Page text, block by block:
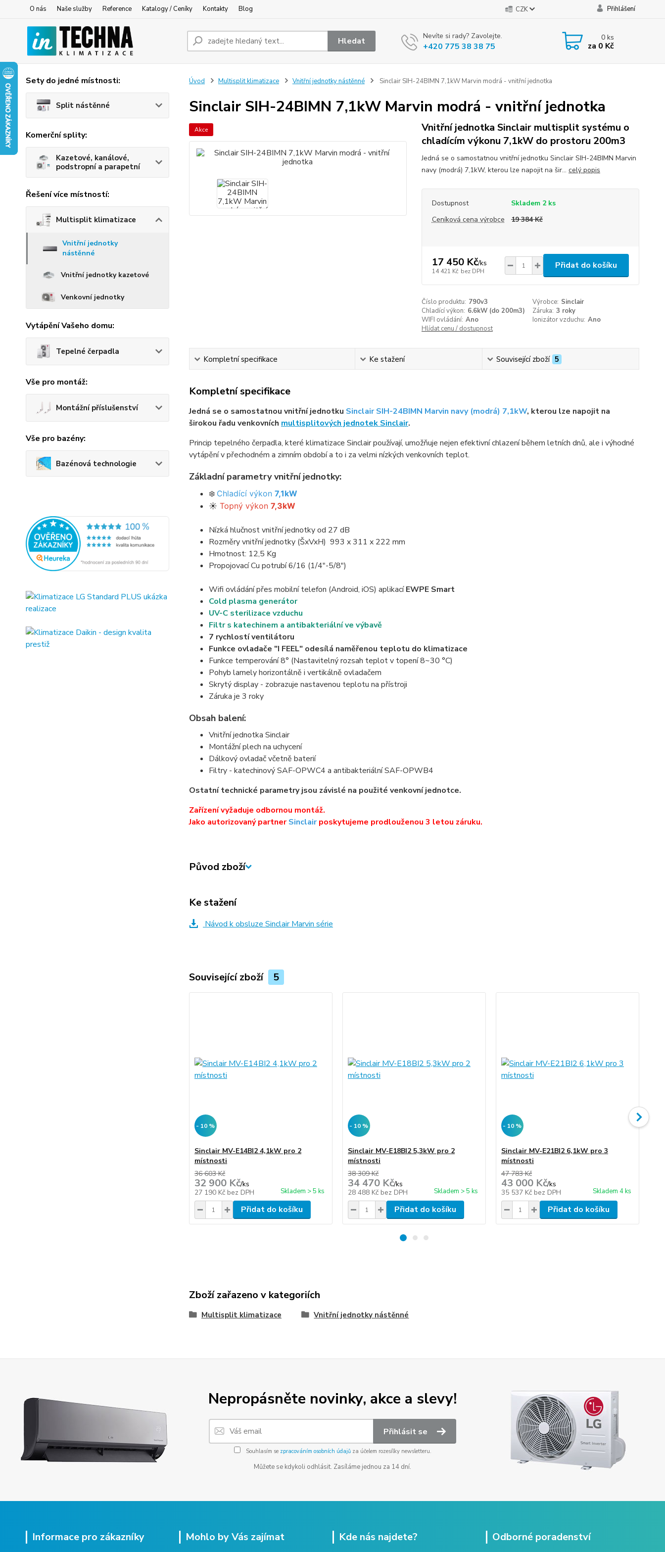
O nás Naše služby Reference Katalogy / Ceníky Kontakty Blog CZK Přihlášení
Hledat Nevíte si rady? Zavolejte.
+420 775 38 38 75
0ks
za 0 Kč
Sety do jedné místnosti:
Split nástěnné
Komerční splity:
Kazetové, kanálové,
podstropní a parapetní
Řešení více místností:
Multisplit klimatizace
Vnitřní jednotky
nástěnné
Vnitřní jednotky kazetové
Venkovní jednotky
Vytápění Vašeho domu:
Tepelné čerpadla
Vše pro montáž:
Montážní příslušenství
Vše pro bazény:
Bazénová technologie
Úvod Multisplit klimatizace Vnitřní jednotky nástěnné Sinclair SIH-24BIMN 7,1kW Marvin modrá - vnitřní jednotka
Sinclair SIH-24BIMN 7,1kW Marvin modrá - vnitřní jednotka
Akce
Vnitřní jednotka Sinclair multisplit systému o
chladícím výkonu 7,1kW do prostoru 200m3
Jedná se o samostatnou vnitřní jednotku Sinclair SIH-24BIMN Marvin
navy (modrá) 7,1kW, kterou lze napojit na šir... celý popis
Dostupnost
Skladem 2 ks
Ceníková cena výrobce
19 384 Kč
17 450 Kč/ks
14 421 Kč bez DPH
Přidat do košíku
Číslo produktu: 790v3 Výrobce: Sinclair
Chladící výkon: 6.6kW (do 200m3) Záruka: 3 roky
WIFI ovládání: Ano Ionizátor vzduchu: Ano
Hlídat cenu / dostupnost
Kompletní specifikace Ke stažení Související zboží 5
Kompletní specifikace
Jedná se o samostatnou vnitřní jednotku Sinclair SIH-24BIMN Marvin navy (modrá) 7,1kW, kterou lze napojit na
širokou řadu venkovních multisplitových jednotek Sinclair.
Princip tepelného čerpadla, které klimatizace Sinclair používají, umožňuje nejen efektivní chlazení během letních dnů, ale i výhodné
vytápění v přechodném a zimním období a to i za velmi nízkých venkovních teplot.
Základní parametry vnitřní jednotky:
❄️ Chladící výkon 7,1kW
☀️ Topný výkon 7,3kW
Nízká hlučnost vnitřní jednotky od 27 dB
Rozměry vnitřní jednotky (ŠxVxH) 993 x 311 x 222 mm
Hmotnost: 12,5 Kg
Propojovací Cu potrubí 6/16 (1/4"-5/8")
Wifi ovládání přes mobilní telefon (Android, iOS) aplikacíEWPE Smart
Cold plasma generátor
UV-C sterilizace vzduchu
Filtr s katechinem a antibakteriální ve výbavě
7 rychlostí ventilátoru
Funkce ovladače "I FEEL" odesílá naměřenou teplotu do klimatizace
Funkce temperování 8° (Nastavitelný rozsah teplot v topení 8~30 °C)
Pohyb lamely horizontálně i vertikálně ovladačem
Skrytý display - zobrazuje nastavenou teplotu na přístroji
Záruka je 3 roky
Obsah balení:
Vnitřní jednotka Sinclair
Montážní plech na uchycení
Dálkový ovladač včetně baterií
Filtry - katechinový SAF-OPWC4 a antibakteriální SAF-OPWB4
Ostatní technické parametry jsou závislé na použité venkovní jednotce.
Zařízení vyžaduje odbornou montáž.
Jako autorizovaný partnerSinclairposkytujeme prodlouženou 3 letou záruku.
Původ zboží
Ke stažení
Návod k obsluze Sinclair Marvin série
Související zboží 5
- 10 %
Sinclair MV-E14BI2 4,1kW pro 2
místnosti
36 603 Kč
32 900 Kč/ks
27 190 Kč bez DPH Skladem > 5 ks
Přidat do košíku
- 10 %
Sinclair MV-E18BI2 5,3kW pro 2
místnosti
38 309 Kč
34 470 Kč/ks
28 488 Kč bez DPH Skladem > 5 ks
Přidat do košíku
- 10 %
Sinclair MV-E21BI2 6,1kW pro 3
místnosti
47 783 Kč
43 000 Kč/ks
35 537 Kč bez DPH Skladem 4 ks
Přidat do košíku
Zboží zařazeno v kategoriích
Multisplit klimatizace Vnitřní jednotky nástěnné
Nepropásněte novinky, akce a slevy!
Přihlásit se
Souhlasím se zpracováním osobních údajůza účelem rozesílky newsletteru.
Můžete se kdykoli odhlásit. Zasíláme jednou za 14 dní.
Informace pro zákazníky Mohlo by Vás zajímat Kde nás najdete? Odborné poradenství